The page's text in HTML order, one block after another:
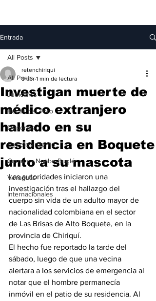
Entrada
All Posts
Judiciales
Bocas del Toro
Deportes
Entretenimiento
Comarca Ngäbe-Buglé
Veraguas
Internacionales
All Posts
Investigan muerte de
médico extranjero
hallado en su
residencia en Boquete
junto a su mascota
retenchiriqui
9 abr 1 min de lectura
Las autoridades iniciaron una
investigación tras el hallazgo del
cuerpo sin vida de un adulto mayor de
nacionalidad colombiana en el sector
de Las Brisas de Alto Boquete, en la
provincia de Chiriquí.
El hecho fue reportado la tarde del
sábado, luego de que una vecina
alertara a los servicios de emergencia al
notar que el hombre permanecía
inmóvil en el patio de su residencia. Al